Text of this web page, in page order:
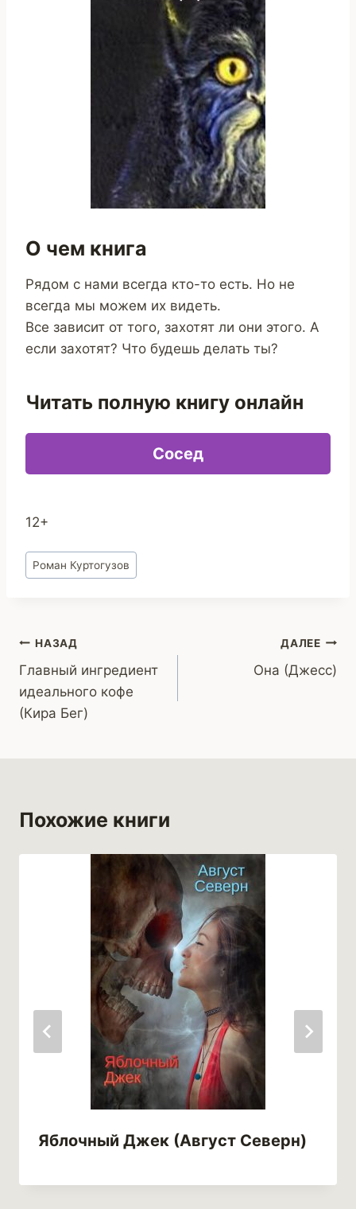
О чем книга
Рядом с нами всегда кто-то есть. Но не
всегда мы можем их видеть.
Все зависит от того, захотят ли они этого. А
если захотят? Что будешь делать ты?
Читать полную книгу онлайн
Сосед
12+
Метки
записи:
Роман Куртогузов
Навигация
по
записям
НАЗАД
Главный ингредиент
идеального кофе
(Кира Бег)
ДАЛЕЕ
Она (Джесс)
Похожие книги
Яблочный Джек (Август Северн)